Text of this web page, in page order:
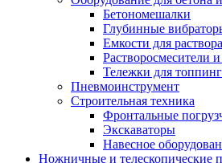
Бетономешалки
Глубинные
Емкости для раствора
Растворосмесители
Тележки для
Пневмоинструмент
Строительная техника
Фронтальные
Экскаваторы
Навесное
Ножничные и телескопические